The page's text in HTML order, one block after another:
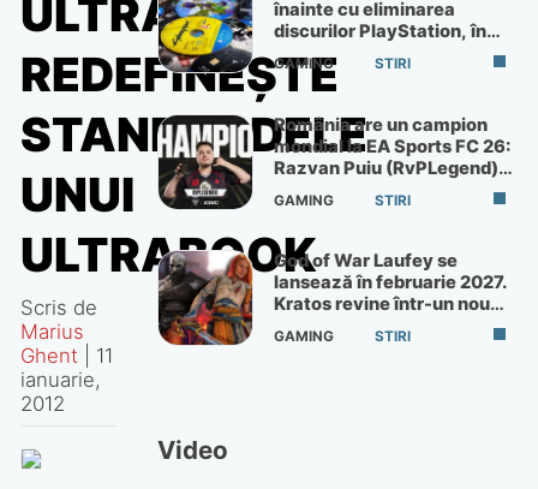
ULTRA
REDEFINEŞTE
STANDARDELE
UNUI
ULTRABOOK
Scris de
Marius
Ghent
11
ianuarie,
2012
înainte cu eliminarea
discurilor PlayStation, în
ciuda protestelor
GAMING STIRI
România are un campion
mondial la EA Sports FC 26:
Razvan Puiu (RvPLegend)
câștigă turneul de la Paris
GAMING STIRI
God of War Laufey se
lansează în februarie 2027.
Kratos revine într-un nou
God of War
GAMING STIRI
Video